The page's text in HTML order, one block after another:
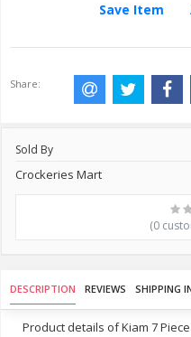
Save Item
Share:
Sold By
Crockeries Mart
(0
DESCRIPTION REVIEWS SHIPPING
Product details of Kiam 7